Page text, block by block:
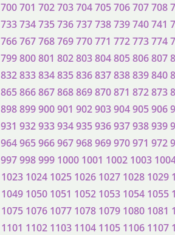
700701 702703704705706707708
733734735736737738739740741
766767768769770771 772773774
799800801 802803804805806807
832833834835836837838839840
865866867868869870871 872873
898899900901 902903904905906
931 932933934935936937938939
964965966967968969970971 972
997998999 1000 1001 1002 1003
1023 1024 1025 1026 1027 1028 1029
1049 1050 1051 1052 1053 1054 1055
1075 1076 1077 1078 1079 1080 1081
1101 1102 1103 1104 1105 1106 1107